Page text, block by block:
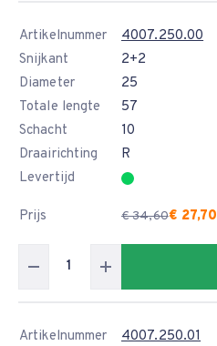
Artikelnummer
4007.250.00
Snijkant
2+2
Diameter
25
Totale lengte
57
Schacht
10
Draairichting
R
Levertijd
Prijs € 34,60€ 27,70
Artikelnummer
4007.250.01